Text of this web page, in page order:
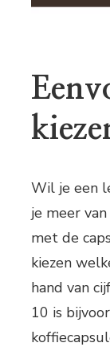
Wil je een
je meer
met de
kiezen
hand van
10 is